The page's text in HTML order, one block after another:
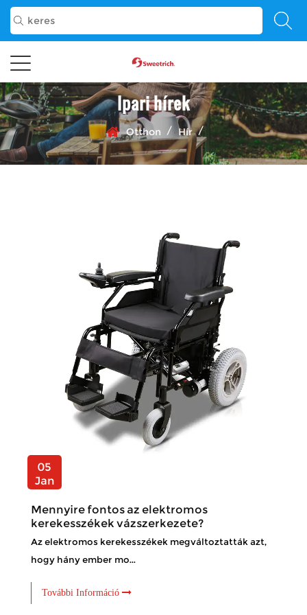
Ipari hírek
Otthon / Hír /
05
Jan
Mennyire fontos az elektromos
kerekesszékek vázszerkezete?
Az elektromos kerekesszékek megváltoztatták azt,
hogy hány ember mo...
További Információ